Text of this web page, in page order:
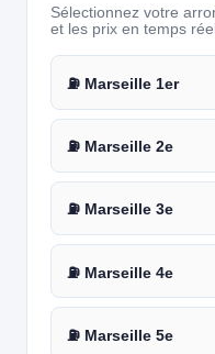
Sélectionnez votre
et les prix en temps
⛽ Marseille 1er
⛽ Marseille 2e
⛽ Marseille 3e
⛽ Marseille 4e
⛽ Marseille 5e